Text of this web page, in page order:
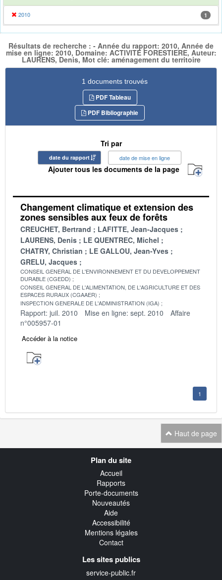
2010 1
Résultats de recherche : - Année du rapport: 2010, Année de
mise en ligne: 2010, Domaine: ACTIVITE FORESTIERE, Auteur:
LAURENS, Denis, Mot clé: aménagement du territoire
1 documents trouvés
PDF Tableau
PDF Bibliographie
Tri par
date du rapport date de mise en ligne
Ajouter tous les documents de la page
Changement climatique et extension des
zones sensibles aux feux de forêts
CREUCHET, Bertrand
LAFITTE, Jean-Jacques
LAURENS, Denis
LE QUENTREC, Michel
CHATRY, Christian
LE GALLOU, Jean-Yves
GRELU, Jacques
CONSEIL GENERAL DE L'ENVIRONNEMENT ET DU DEVELOPPEMENT
DURABLE (CGEDD)
CONSEIL GENERAL DE L'ALIMENTATION, DE L'AGRICULTURE ET DES
ESPACES RURAUX (CGAAER)
INSPECTION GENERALE DE L'ADMINISTRATION (IGA)
Rapport: juil. 2010 Mise en ligne: sept. 2010
Affaire
n°005957-01
Accéder à la notice
1
Haut de page
Plan du site
Accueil
Rapports
Porte-documents
Nouveautés
Aide
Accessibilité
Mentions légales
Contact
Les sites publics
service-public.fr